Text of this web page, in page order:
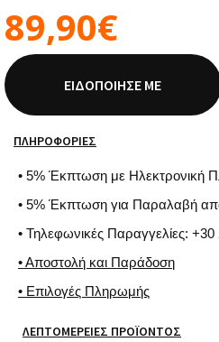
89,90€
ΕΙΔΟΠΟΊΗΣΈ ΜΕ
ΠΛΗΡΟΦΟΡΊΕΣ
• 5% Έκπτωση με Ηλεκτρονική
• 5% Έκπτωση για Παραλαβή
• Τηλεφωνικές Παραγγελίες:
• Αποστολή και Παράδοση
• Επιλογές Πληρωμής
ΛΕΠΤΟΜΈΡΕΙΕΣ ΠΡΟΪΌΝΤΟΣ